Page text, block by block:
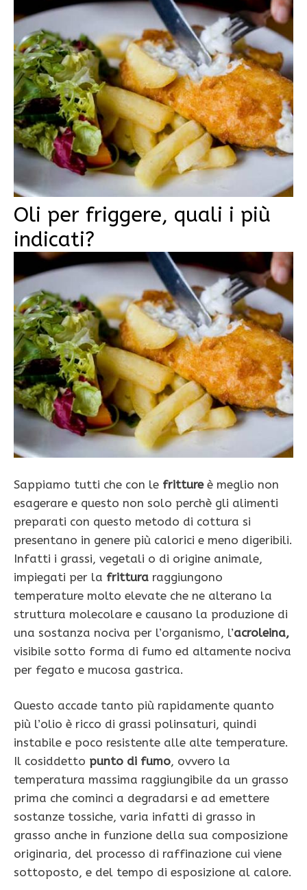
Oli per friggere, quali i più
indicati?
Sappiamo tutti che con le frittureè meglio non
esagerare e questo non solo perchè gli alimenti
preparati con questo metodo di cottura si
presentano in genere più calorici e meno digeribili.
Infatti i grassi, vegetali o di origine animale,
impiegati per la frittura raggiungono
temperature molto elevate che ne alterano la
struttura molecolare e causano la produzione di
una sostanza nociva per l’organismo, l’acroleina,
visibile sotto forma di fumo ed altamente nociva
per fegato e mucosa gastrica.
Questo accade tanto più rapidamente quanto
più l’olio è ricco di grassi polinsaturi, quindi
instabile e poco resistente alle alte temperature.
Il cosiddetto punto di fumo, ovvero la
temperatura massima raggiungibile da un grasso
prima che cominci a degradarsi e ad emettere
sostanze tossiche, varia infatti di grasso in
grasso anche in funzione della sua composizione
originaria, del processo di raffinazione cui viene
sottoposto, e del tempo di esposizione al calore.